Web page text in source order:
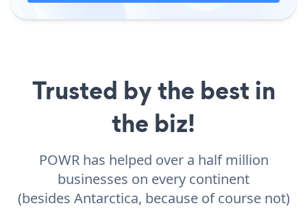
Trusted by the best in
the biz!
POWR has helped over a half million
businesses on every continent
(besides Antarctica, because of course not)